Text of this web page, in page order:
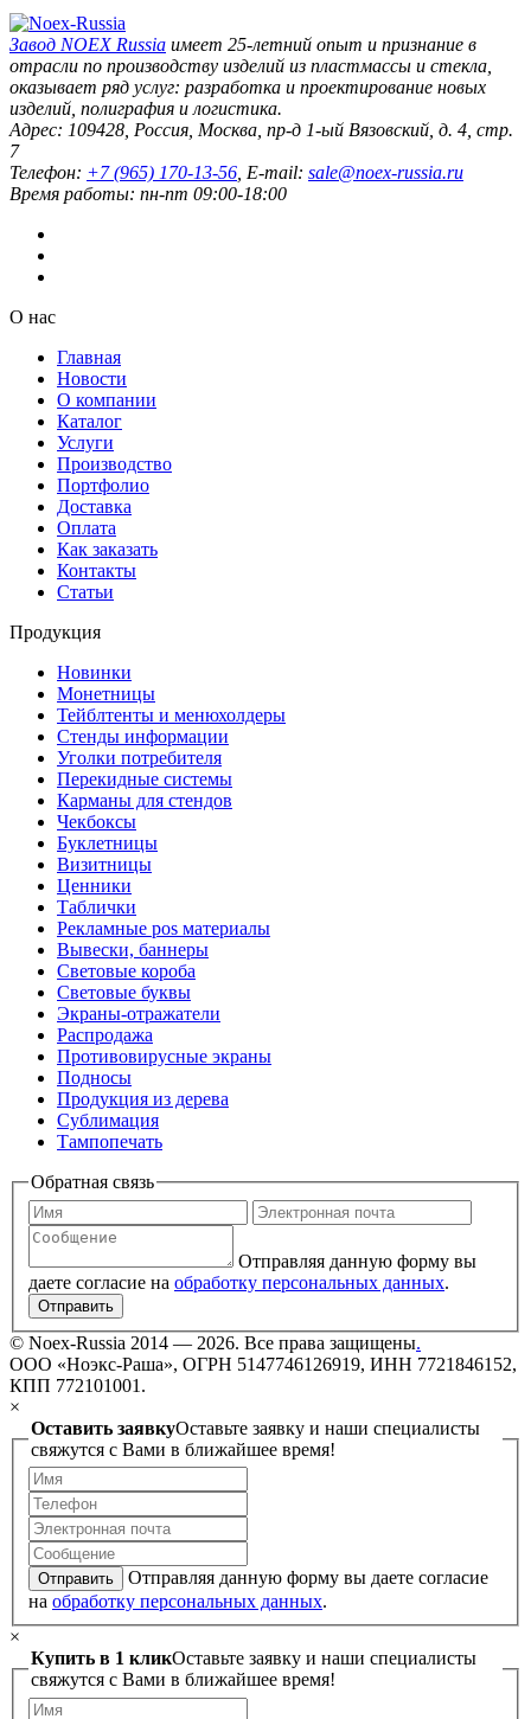
Завод NOEX Russia имеет 25-летний опыт и признание в
отрасли по производству изделий из пластмассы и стекла,
оказывает ряд услуг: разработка и проектирование новых
изделий, полиграфия и логистика.
Адрес: 109428 Россия Москва пр-д 1-ый Вязовский, д. 4, стр.
7
Телефон: +7 (965) 170-13-56 , E-mail: sale@noex-russia.ru
Время работы: пн-пт 09:00-18:00
О нас
Главная
Новости
О компании
Каталог
Услуги
Производство
Портфолио
Доставка
Оплата
Как заказать
Контакты
Статьи
Продукция
Новинки
Монетницы
Тейблтенты и менюхолдеры
Стенды информации
Уголки потребителя
Перекидные системы
Карманы для стендов
Чекбоксы
Буклетницы
Визитницы
Ценники
Таблички
Рекламные pos материалы
Вывески, баннеры
Световые короба
Световые буквы
Экраны-отражатели
Распродажа
Противовирусные экраны
Подносы
Продукция из дерева
Сублимация
Тампопечать
Обратная связь
Отправляя данную форму вы
даете согласие на обработку персональных данных.
Отправить
© Noex-Russia 2014 — 2026. Все права защищены.
ООО «Ноэкс-Раша», ОГРН 5147746126919, ИНН 7721846152,
КПП 772101001.
×
Оставить заявкуОставьте заявку и наши специалисты
свяжутся с Вами в ближайшее время!
Отправить
Отправляя данную форму вы даете согласие
на обработку персональных данных.
×
Купить в 1 кликОставьте заявку и наши специалисты
свяжутся с Вами в ближайшее время!